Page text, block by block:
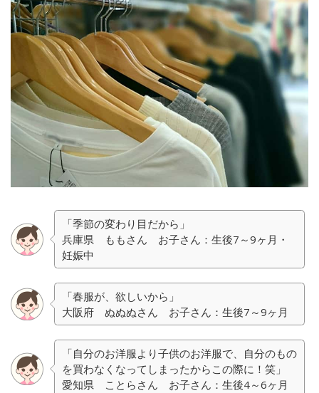
「季節の変わり目だから」
兵庫県 ももさん お子さん：生後7～9ヶ月・
妊娠中
「春服が、欲しいから」
大阪府 ぬぬぬさん お子さん：生後7～9ヶ月
「自分のお洋服より子供のお洋服で、自分のもの
を買わなくなってしまったからこの際に！笑」
愛知県 ことらさん お子さん：生後4～6ヶ月